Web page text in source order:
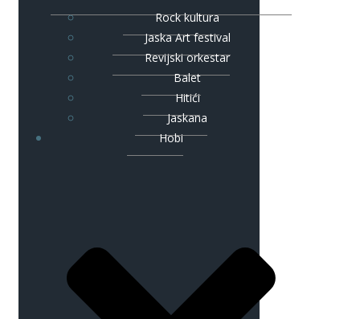
Rock kultura
Jaska Art festival
Revijski orkestar
Balet
Hitići
Jaskana
Hobi